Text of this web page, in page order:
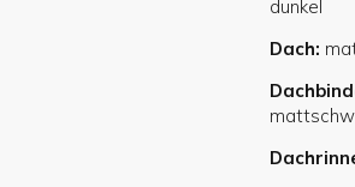
Dach